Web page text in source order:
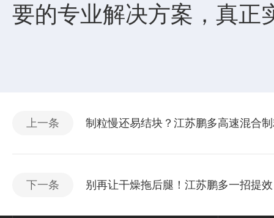
要的专业解决方案，真正
上一条 制粒慢还易结块？江苏鹏多高速混合
下一条 别再让干燥拖后腿！江苏鹏多一招提